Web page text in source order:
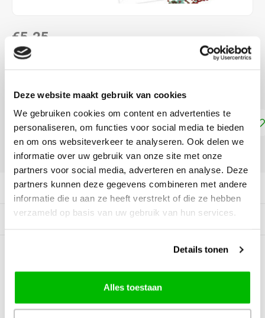
Deze website maakt gebruik van cookies
We gebruiken cookies om content en advertenties te
personaliseren, om functies voor social media te bieden
en om ons websiteverkeer te analyseren. Ook delen we
informatie over uw gebruik van onze site met onze
partners voor social media, adverteren en analyse. Deze
partners kunnen deze gegevens combineren met andere
informatie die u aan ze heeft verstrekt of die ze hebben
verzameld op basis van uw gebruik van hun services.
Details tonen
Alles toestaan
€5,25
DIRECT LEVERBAAR
ca. 15 x 10 cm Lees meer
Toevoegen aan winkelwagen
DELEN:
Productomschrijving
Gerelateerde producten
BEOORDELINGEN